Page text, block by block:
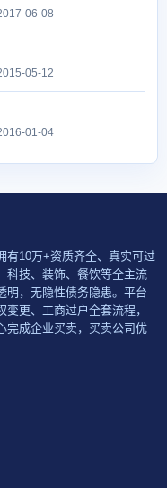
06-08
05-12
01-04
有10万+资质齐全、真实可过
科技、装饰、餐饮等全主流
明，无隐性债务隐患。平台
更、工商过户全套流程，
完成企业买卖，买卖公司优